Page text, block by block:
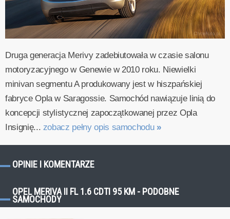
Druga generacja Merivy zadebiutowała w czasie salonu
motoryzacyjnego w Genewie w 2010 roku. Niewielki
minivan segmentu A produkowany jest w hiszpańskiej
fabryce Opla w Saragossie. Samochód nawiązuje linią do
koncepcji stylistycznej zapoczątkowanej przez Opla
Insignię... zobacz pełny opis samochodu »
OPINIE I KOMENTARZE
OPEL MERIVA II FL 1.6 CDTI 95 KM - PODOBNE
SAMOCHODY